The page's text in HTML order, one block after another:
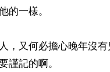
的一樣。
，又何必擔心晚年沒
謹記的啊。